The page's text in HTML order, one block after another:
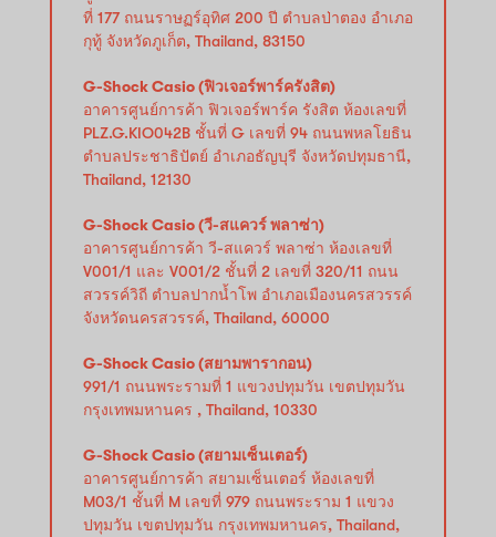
ที่ 177 ถนนราษฏร์อุทิศ 200 ปี ตำบลป่าตอง อำเภอ
กุทู้ จังหวัดภูเก็ต, Thailand, 83150
G-Shock Casio (ฟิวเจอร์พาร์ครังสิต)
อาคารศูนย์การค้า ฟิวเจอร์พาร์ค รังสิต ห้องเลขที่
PLZ.G.KIO042B ชั้นที่ G เลขที่ 94 ถนนพหลโยธิน
ตำบลประชาธิปัตย์ อำเภอธัญบุรี จังหวัดปทุมธานี,
Thailand, 12130
G-Shock Casio (วี-สแควร์ พลาซ่า)
อาคารศูนย์การค้า วี-สแควร์ พลาซ่า ห้องเลขที่
V001/1 และ V001/2 ชั้นที่ 2 เลขที่ 320/11 ถนน
สวรรค์วิถี ตำบลปากน้ำโพ อำเภอเมืองนครสวรรค์
จังหวัดนครสวรรค์, Thailand, 60000
G-Shock Casio (สยามพารากอน)
991/1 ถนนพระรามที่ 1 แขวงปทุมวัน เขตปทุมวัน
กรุงเทพมหานคร , Thailand, 10330
G-Shock Casio (สยามเซ็นเตอร์)
อาคารศูนย์การค้า สยามเซ็นเตอร์ ห้องเลขที่
M03/1 ชั้นที่ M เลขที่ 979 ถนนพระราม 1 แขวง
ปทุมวัน เขตปทุมวัน กรุงเทพมหานคร, Thailand,